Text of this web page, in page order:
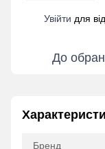
Увійти для
До
Бренд